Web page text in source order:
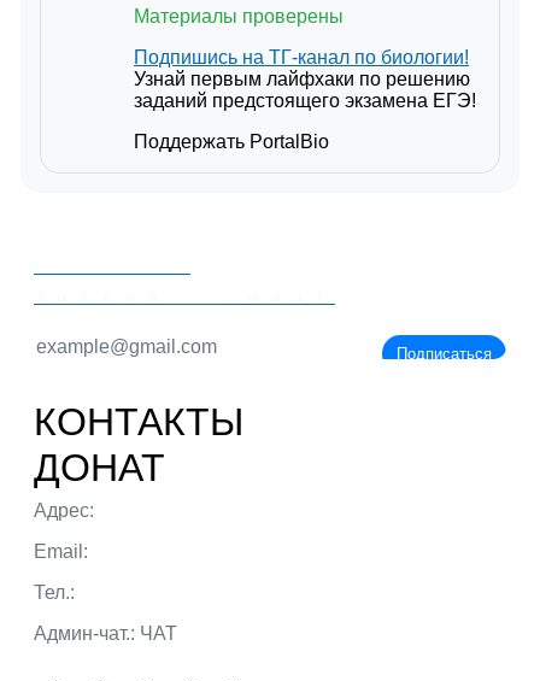
Материалы проверены
Подпишись на ТГ-канал по биологии!
Узнай первым лайфхаки по решению
заданий предстоящего экзамена ЕГЭ!
Поддержать PortalBio
Подписаться
КОНТАКТЫ
ДОНАТ
Адрес:
Email:
Тел.:
Админ-чат.: ЧАТ